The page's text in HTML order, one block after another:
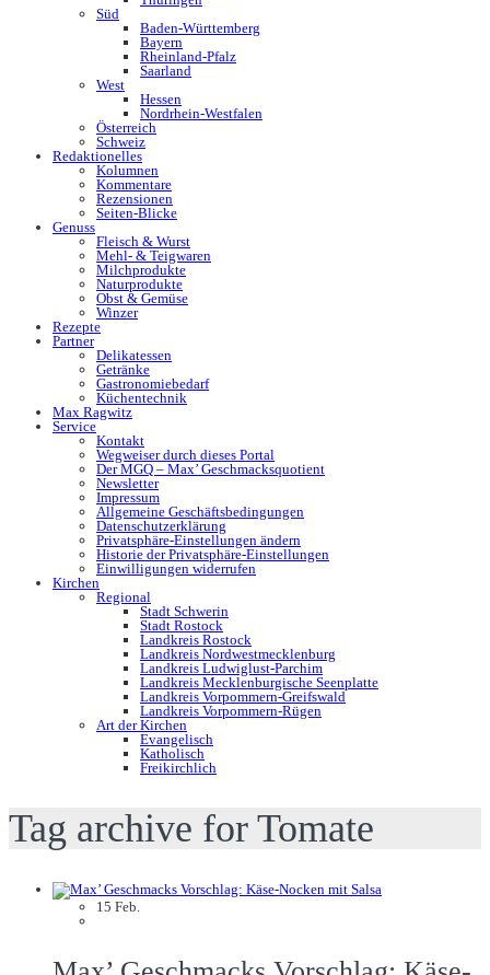
Süd
Baden-Württemberg
Bayern
Rheinland-Pfalz
Saarland
West
Hessen
Nordrhein-Westfalen
Österreich
Schweiz
Redaktionelles
Kolumnen
Kommentare
Rezensionen
Seiten-Blicke
Genuss
Fleisch & Wurst
Mehl- & Teigwaren
Milchprodukte
Naturprodukte
Obst & Gemüse
Winzer
Rezepte
Partner
Delikatessen
Getränke
Gastronomiebedarf
Küchentechnik
Max Ragwitz
Service
Kontakt
Wegweiser durch dieses Portal
Der MGQ – Max’ Geschmacksquotient
Newsletter
Impressum
Allgemeine Geschäftsbedingungen
Datenschutzerklärung
Privatsphäre-Einstellungen ändern
Historie der Privatsphäre-Einstellungen
Einwilligungen widerrufen
Kirchen
Regional
Stadt Schwerin
Stadt Rostock
Landkreis Rostock
Landkreis Nordwestmecklenburg
Landkreis Ludwiglust-Parchim
Landkreis Mecklenburgische Seenplatte
Landkreis Vorpommern-Greifswald
Landkreis Vorpommern-Rügen
Art der Kirchen
Evangelisch
Katholisch
Freikirchlich
Tag archive for Tomate
15 Feb.